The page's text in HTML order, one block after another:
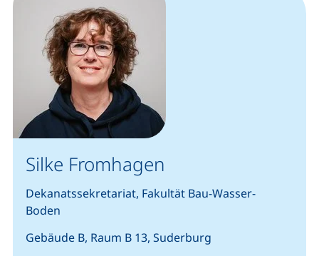
Silke Fromhagen
Dekanatssekretariat, Fakultät Bau-Wasser-
Boden
Gebäude B, Raum B 13, Suderburg